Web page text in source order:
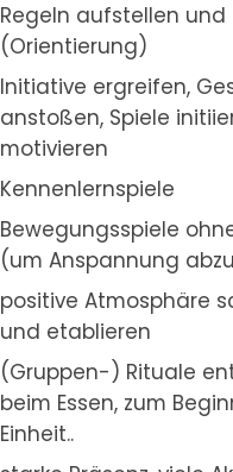
Regeln aufstellen
(Orientierung)
Initiative ergreifen,
anstoßen, Spiele
motivieren
Kennenlernspiele
Bewegungsspiele
(um Anspannung
positive Atmosphäre
und etablieren
(Gruppen-) Rituale
beim Essen, zum
Einheit..